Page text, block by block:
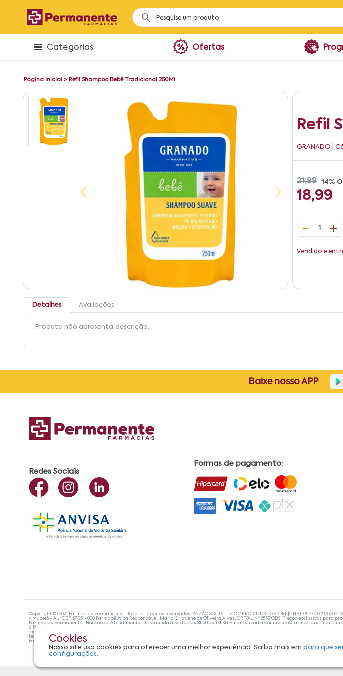
Categorias Ofertas
Página Inicial > Refil Shampoo Bebê Tradicional 250Ml
Refil
GRANADO |
21,99 14%
18,99
1
Vendido e
Detalhes Avaliações
Produto não apresenta descrição.
Cookies
Nosso site usa cookies para oferecer uma melhor experiência. Saiba mais empara que
configurações.
Baixe nosso APP
Redes Sociais
Formas de pagamento:
Copyright ©? 2021 Farmácias Permanente - Todos os direitos reservados. RAZÃO SOCIAL | COMERCIAL DRUGSTORE|CNPJ: 05.230.009/0009-
- Maceió - AL| CEP:57.051-000 Farmacêutica Responsável: Maria Cristiene de Oliveira Alves, CRF/AL Nº 2558 OBS: Preços exclusivos para
Farmácias Permanente | Horário de Atendimento: De Segunda à Sexta das 8h00 às 17h30 Email:
site não devem ser utilizadas para automedicação e, de forma alguma, substituem as orientações de um profissional da área médica.
diagnosticar problemas de saúde e prescrever o tratamento adequado. Se os sintomas persistirem, um médico deve ser consultado. A
tecnologias mais avançadas de proteção de dados, para que você possa realizar suas compras com tranquilidade. A privacidade e a
Farmácias Permanente. Todos os pedidos efetuados estão sujeitos à confirmação da disponibilidade de produto em nosso estoque.